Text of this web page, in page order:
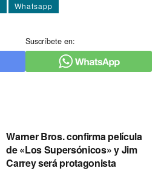
Whatsapp
Suscríbete en:
Warner Bros. confirma película
de «Los Supersónicos» y Jim
Carrey será protagonista